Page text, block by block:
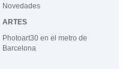
Novedades
ARTES
Photoart30 en el metro de
Barcelona